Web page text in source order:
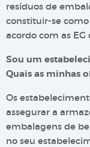
resíduos de
constituir-se
acordo com as EG
Sou um
Quais as minhas
Os
assegurar a
embalagens de
no seu